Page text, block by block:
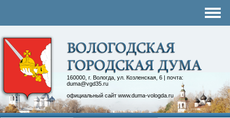
160000, г. Вологда, ул. Козленская, 6 | почта:
duma@vgd35.ru
официальный сайт www.duma-vologda.ru
Депутаты
Комитеты
График приема
Контакты